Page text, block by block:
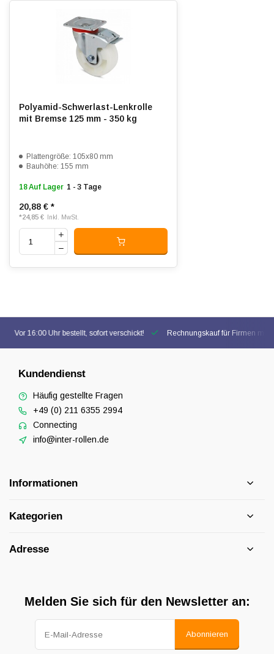
Polyamid-Schwerlast-Lenkrolle
mit Bremse 125 mm - 350 kg
Plattengröße: 105x80 mm
Bauhöhe: 155 mm
18 Auf Lager 1 - 3 Tage
20,88 € *
*24,85 € Inkl. MwSt.
Vor 16:00 Uhr bestellt, sofort verschickt! Rechnungskauf für Firmen
Kundendienst
Häufig gestellte Fragen
+49 (0) 211 6355 2994
Connecting
info@inter-rollen.de
Informationen
Kategorien
Adresse
Melden Sie sich für den Newsletter an:
Abonnieren